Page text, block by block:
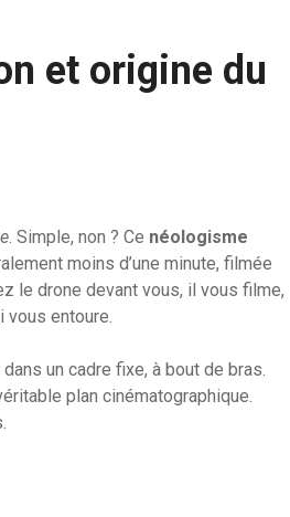
et origine du
. Simple, non ? Ce néologisme
moins d’une minute, filmée
le drone devant vous, il vous filme,
vous entoure.
un cadre fixe, à bout de bras.
plan cinématographique.